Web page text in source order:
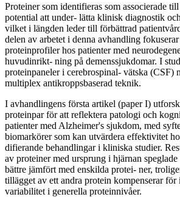
Proteiner som identifieras som associerade
potential att under- lätta klinisk diagnostik
vilket i längden leder till förbättrad
delen av arbetet i denna avhandling
proteinprofiler hos patienter med
huvudinrikt- ning på demenssjukdomar. I
proteinpaneler i cerebrospinal- vätska (CSF)
multiplex antikroppsbaserad teknik.
I avhandlingens första artikel (paper I)
proteinpar för att reflektera patologi och
patienter med Alzheimer's sjukdom, med
biomarkörer som kan utvärdera effektivitet
difierande behandlingar i kliniska studier.
av proteiner med ursprung i hjärnan speglade
bättre jämfört med enskilda protei- ner,
tillägget av ett andra protein kompenserar
variabilitet i generella proteinnivåer.